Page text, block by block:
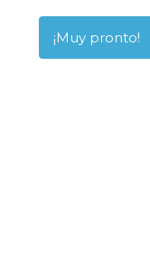
¡Muy pronto!